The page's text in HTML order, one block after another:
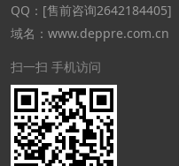
QQ： [售前咨询2642184405]
域名：www.deppre.com.cn
扫一扫 手机访问